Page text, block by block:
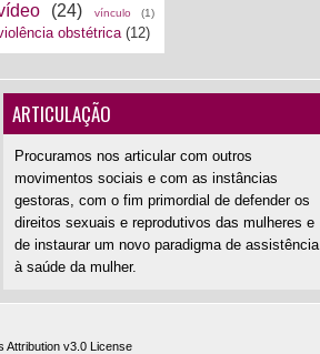
(24) vínculo (1)
obstétrica (12)
ARTICULAÇÃO
Procuramos nos articular com outros
movimentos sociais e com as instâncias
gestoras, com o fim primordial de defender os
direitos sexuais e reprodutivos das mulheres e
de instaurar um novo paradigma de assistência
à saúde da mulher.
Attribution v3.0 License